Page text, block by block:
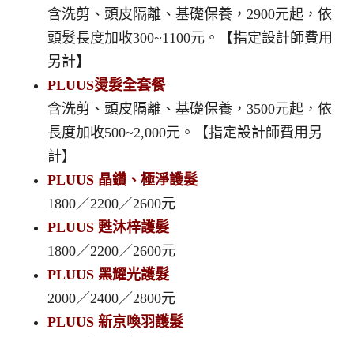
含洗剪、頭皮隔離、基礎保養，2900元起，依
頭髮長度加收300~1100元。【指定設計師費用
另計】
PLUUS燙髮全套餐
含洗剪、頭皮隔離、基礎保養，3500元起，依
長度加收500~2,000元。【指定設計師費用另
計】
PLUUS 晶鑽、極淨護髮
1800／2200／2600元
PLUUS 甦沐梓護髮
1800／2200／2600元
PLUUS 黑耀光護髮
2000／2400／2800元
PLUUS 新京喚羽護髮